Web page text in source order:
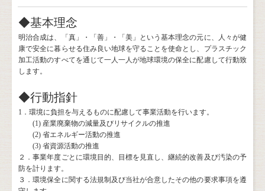
◆基本理念
明治合成は、「真」・「善」・「美」という基本理念の元に、人々が健
康で安全に暮らせる住み良い地球を守ることを使命とし、プラスチック
加工活動のすべてを通じて一人一人が地球環境の保全に配慮して行動致
します。
◆行動指針
1．環境に負担を与えるものに配慮して事業活動を行います。
(1) 産業廃棄物の減量及びリサイクルの推進
(2) 省エネルギー活動の推進
(3) 省資源活動の推進
２．事業年度ごとに環境目的、目標を見直し、継続的改善及び汚染の予
防を計ります。
３．環境保全に関する法規制及び当社が合意したその他の要求事項を遵